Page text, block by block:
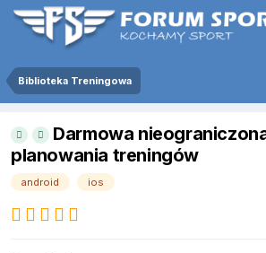
Biblioteka Treningowa
Darmowa
planowania treningów
android ios